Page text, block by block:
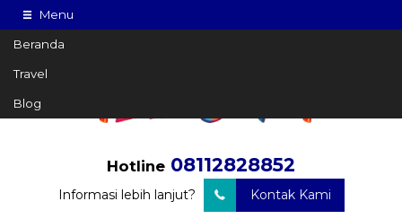
Menu
Beranda
Travel
Blog
Hotline 08112828852
Informasi lebih lanjut? Kontak Kami